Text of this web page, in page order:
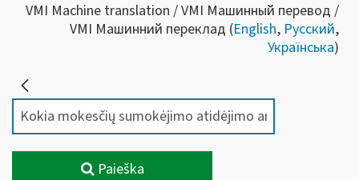
VMI Machine translation / VMI Машинный перевод /
VMI Машинний переклад (English, Русский,
Українська)
Paieška